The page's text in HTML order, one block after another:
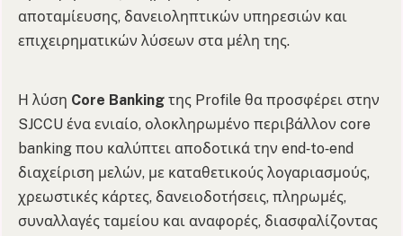
αποταμίευσης, δανειοληπτικών υπηρεσιών και
επιχειρηματικών λύσεων στα μέλη της.
Η λύση Core Banking της Profile θα προσφέρει στην
SJCCU ένα ενιαίο, ολοκληρωμένο περιβάλλον core
banking που καλύπτει αποδοτικά την end‑to‑end
διαχείριση μελών, με καταθετικούς λογαριασμούς,
χρεωστικές κάρτες, δανειοδοτήσεις, πληρωμές,
συναλλαγές ταμείου και αναφορές, διασφαλίζοντας